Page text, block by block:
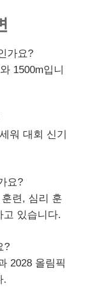
가요?
1500m입니
워 대회 신기
요?
련, 심리 훈
고 있습니다.
?
2028 올림픽
.